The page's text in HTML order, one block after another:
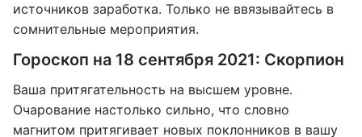
источников заработка. Только не ввязывайтесь в
сомнительные мероприятия.
Гороскоп на 18 сентября 2021: Скорпион
Ваша притягательность на высшем уровне.
Очарование настолько сильно, что словно
магнитом притягивает новых поклонников в вашу